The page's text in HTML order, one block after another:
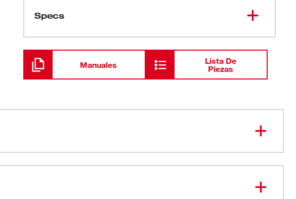
Specs
Cargando
Manuales
Lista De
Piezas
Tubo de inclinación para facilitar la definición de una inclinación de